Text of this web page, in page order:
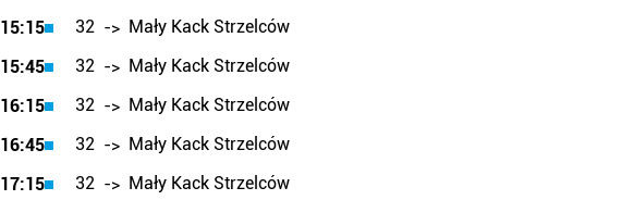
15:15
32 -> Mały Kack Strzelców
15:45
32 -> Mały Kack Strzelców
16:15
32 -> Mały Kack Strzelców
16:45
32 -> Mały Kack Strzelców
17:15
32 -> Mały Kack Strzelców